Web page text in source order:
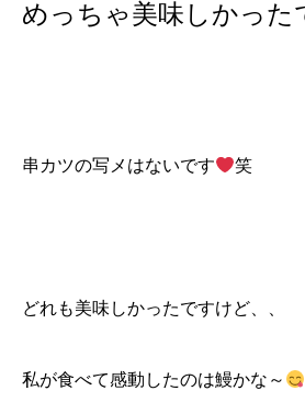
めっちゃ美味しかった
串カツの写メはないです 笑
どれも美味しかったですけど、、
私が食べて感動したのは鰻かな～